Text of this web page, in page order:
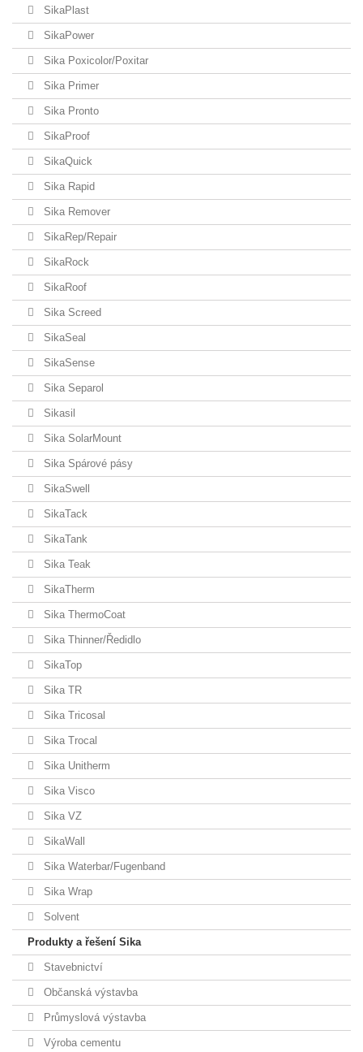
SikaPlast
SikaPower
Sika Poxicolor/Poxitar
Sika Primer
Sika Pronto
SikaProof
SikaQuick
Sika Rapid
Sika Remover
SikaRep/Repair
SikaRock
SikaRoof
Sika Screed
SikaSeal
SikaSense
Sika Separol
Sikasil
Sika SolarMount
Sika Spárové pásy
SikaSwell
SikaTack
SikaTank
Sika Teak
SikaTherm
Sika ThermoCoat
Sika Thinner/Ředidlo
SikaTop
Sika TR
Sika Tricosal
Sika Trocal
Sika Unitherm
Sika Visco
Sika VZ
SikaWall
Sika Waterbar/Fugenband
Sika Wrap
Solvent
Produkty a řešení Sika
Stavebnictví
Občanská výstavba
Průmyslová výstavba
Výroba cementu